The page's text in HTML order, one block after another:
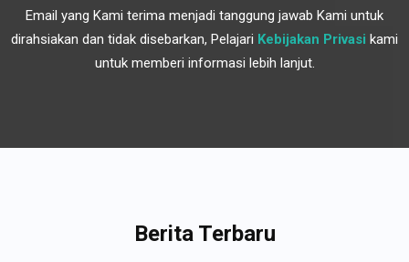
Email yang Kami terima menjadi tanggung jawab Kami untuk
dirahsiakan dan tidak disebarkan, Pelajari Kebijakan Privasi kami
untuk memberi informasi lebih lanjut.
Berita Terbaru